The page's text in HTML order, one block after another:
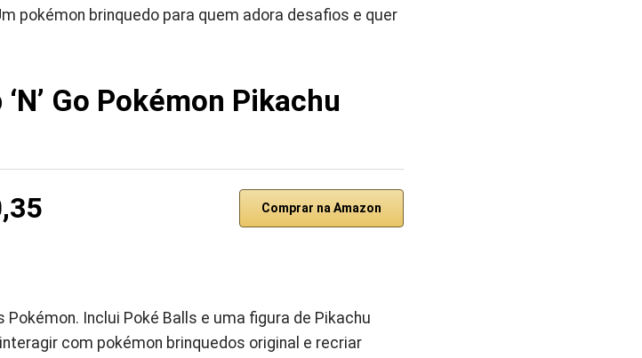
pokémon brinquedo para quem adora desafios e quer
Go Pokémon Pikachu
Comprar na Amazon
Inclui Poké Balls e uma figura de Pikachu
com pokémon brinquedos original e recriar